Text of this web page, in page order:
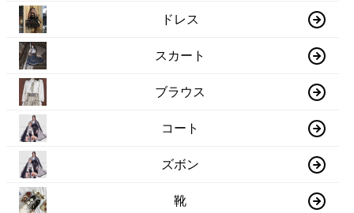
ドレス
スカート
ブラウス
コート
ズボン
靴